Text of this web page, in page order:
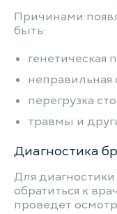
Причинами
быть:
генетическая
неправильная
перегрузка
травмы и
Диагностика
Для
обратиться к
проведет